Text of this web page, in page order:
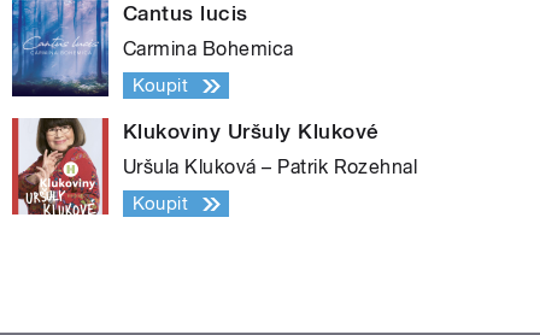
Cantus lucis
Carmina Bohemica
Koupit
Klukoviny Uršuly Klukové
Uršula Kluková – Patrik Rozehnal
Koupit